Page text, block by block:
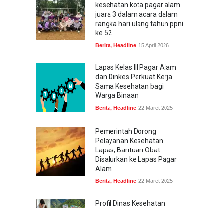
kesehatan kota pagar alam
juara 3 dalam acara dalam
rangka hari ulang tahun ppni
ke 52
Berita, Headline 15 April 2026
Lapas Kelas III Pagar Alam
dan Dinkes Perkuat Kerja
Sama Kesehatan bagi
Warga Binaan
Berita, Headline 22 Maret 2025
Pemerintah Dorong
Pelayanan Kesehatan
Lapas, Bantuan Obat
Disalurkan ke Lapas Pagar
Alam
Berita, Headline 22 Maret 2025
Profil Dinas Kesehatan